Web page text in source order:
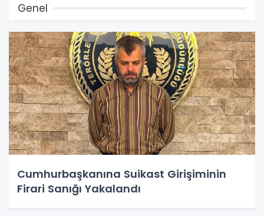
Genel
Cumhurbaşkanına Suikast Girişiminin
Firari Sanığı Yakalandı